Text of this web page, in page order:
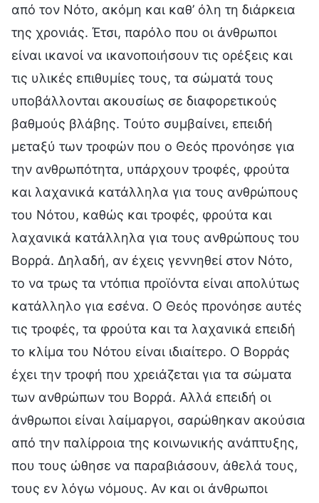
από τον Νότο, ακόμη και καθ’ όλη τη διάρκεια
της χρονιάς. Έτσι, παρόλο που οι άνθρωποι
είναι ικανοί να ικανοποιήσουν τις ορέξεις και
τις υλικές επιθυμίες τους, τα σώματά τους
υποβάλλονται ακουσίως σε διαφορετικούς
βαθμούς βλάβης. Τούτο συμβαίνει, επειδή
μεταξύ των τροφών που ο Θεός προνόησε για
την ανθρωπότητα, υπάρχουν τροφές, φρούτα
και λαχανικά κατάλληλα για τους ανθρώπους
του Νότου, καθώς και τροφές, φρούτα και
λαχανικά κατάλληλα για τους ανθρώπους του
Βορρά. Δηλαδή, αν έχεις γεννηθεί στον Νότο,
το να τρως τα ντόπια προϊόντα είναι απολύτως
κατάλληλο για εσένα. Ο Θεός προνόησε αυτές
τις τροφές, τα φρούτα και τα λαχανικά επειδή
το κλίμα του Νότου είναι ιδιαίτερο. Ο Βορράς
έχει την τροφή που χρειάζεται για τα σώματα
των ανθρώπων του Βορρά. Αλλά επειδή οι
άνθρωποι είναι λαίμαργοι, σαρώθηκαν ακούσια
από την παλίρροια της κοινωνικής ανάπτυξης,
που τους ώθησε να παραβιάσουν, άθελά τους,
τους εν λόγω νόμους. Αν και οι άνθρωποι